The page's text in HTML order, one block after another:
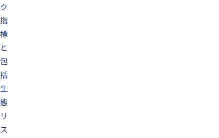
ク
指
標
と
包
括
生
態
リ
ス